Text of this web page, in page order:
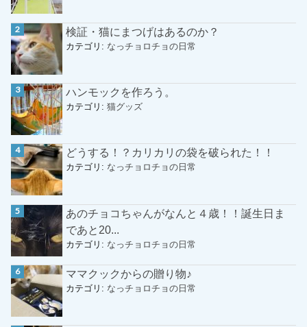
検証・猫にまつげはあるのか？
カテゴリ: なっチョロチョの日常
ハンモックを作ろう。
カテゴリ:猫グッズ
どうする！？カリカリの袋を破られた！！
カテゴリ: なっチョロチョの日常
あのチョコちゃんがなんと４歳！！誕生日ま
であと20...
カテゴリ: なっチョロチョの日常
ママクックからの贈り物♪
カテゴリ: なっチョロチョの日常